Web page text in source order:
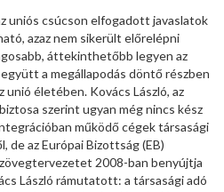
uniós csúcson elfogadott javaslatok
azaz nem sikerült előrelépni
áttekinthetőbb legyen az
a megállapodás döntő részben
életében. Kovács László, az
szerint ugyan még nincs kész
működő cégek társasági
de az Európai Bizottság (EB)
2008-ban benyújtja
László rámutatott: a társasági adó